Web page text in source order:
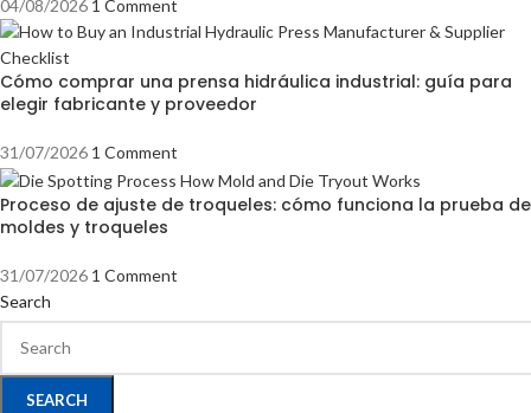
04/08/2026 1 Comment
Cómo comprar una prensa hidráulica industrial: guía para
elegir fabricante y proveedor
31/07/2026 1 Comment
Proceso de ajuste de troqueles: cómo funciona la prueba de
moldes y troqueles
31/07/2026 1 Comment
Search
SEARCH